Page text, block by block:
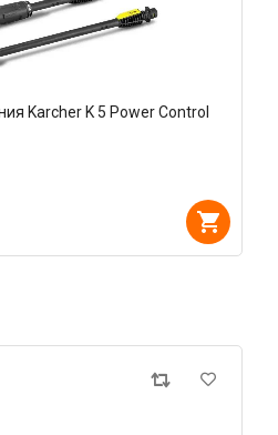
Karcher K 5 Power Control